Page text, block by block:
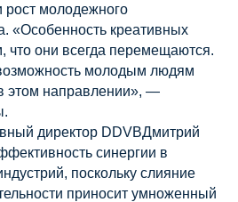
рост молодежного
«Особенность креативных
что они всегда перемещаются.
молодым людям
этом направлении», —
директор DDVBДмитрий
синергии в
поскольку слияние
приносит умноженный